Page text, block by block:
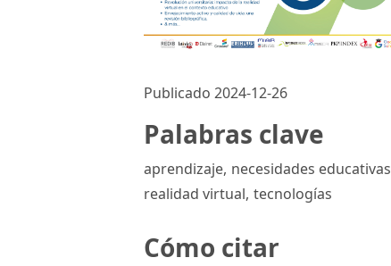
Publicado 2024-12-26
Palabras clave
aprendizaje, necesidades educativas
realidad virtual, tecnologías
Cómo citar